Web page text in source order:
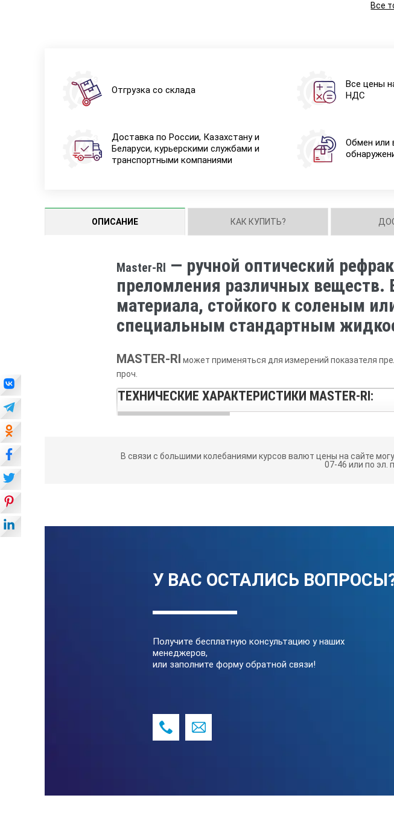
Все
Отгрузка со склада
Все цены
НДС
Доставка по России, Казахстану и
Беларуси, курьерскими службами и
транспортными компаниями
Обмен или
ОПИСАНИЕ КАК КУПИТЬ?
Master-RI — ручной оптический
преломления различных веществ.
материала, стойкого к соленым
специальным стандартным
MASTER-RI может применяться для измерений показателя
проч.
ТЕХНИЧЕСКИЕ ХАРАКТЕРИСТИКИ MASTER-RI:
В связи с большими колебаниями курсов валют цены на сайте
07-46 или по эл.
У ВАС ОСТАЛИСЬ
Получите бесплатную консультацию у наших
менеджеров,
или заполните форму обратной связи!